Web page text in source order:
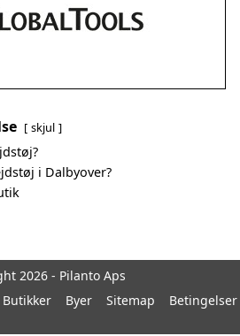
skjul
i Dalbyover?
2026 - Pilanto Aps
Butikker Byer Sitemap Betingelser